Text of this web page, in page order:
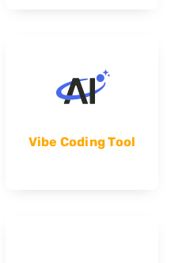
Vibe Coding Tool